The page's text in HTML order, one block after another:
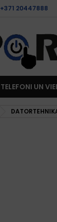
+371 20447888
TELEFONI UN